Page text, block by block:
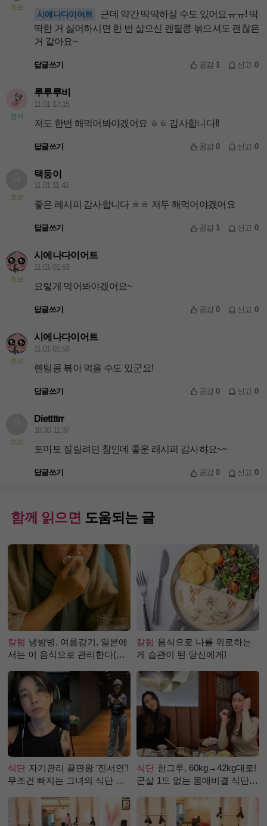
초보
시에나다이어트
근데 약간 딱딱하실 수도 있어요ㅠㅠ! 딱
딱한 거 싫어하시면 한 번 삶으신 렌틸콩 볶으셔도 괜찮은
거 같아요~
답글쓰기 공감 1 신고 0
정석
루루루비
11.01 17:15
저도 한번 해먹어봐야겠어요 ㅎㅎ 감사합니다!!
답글쓰기 공감0 신고 0
초보
택둥이
11.01 11:42
좋은 레시피 감사합니다 ㅎㅎ 저두 해먹어야겠어요
답글쓰기 공감 1 신고 0
초보
시에나다이어트
11.01 01:53
요렇게 먹어봐야겠어요~
답글쓰기 공감0 신고 0
초보
시에나다이어트
11.01 01:53
렌틸콩 볶아 먹을 수도 있군요!
답글쓰기 공감0 신고 0
초보
Diettttrr
10.30 11:37
토마토 질릴려던 참인데 좋운 래시피 감사햐요~~
답글쓰기 공감0 신고 0
함께 읽으면 도움되는 글
칼럼 냉방병, 여름감기, 일본에
서는 이 음식으로 관리한다(생
칼럼 음식으로 나를 위로하는
게 습관이 된 당신에게!
식단 자기관리 끝판왕 '진서연'!
무조건 빠지는 그녀의 식단 정
식단 한그루, 60kg→42kg대로!
군살 1도 없는 몸매비결 식단